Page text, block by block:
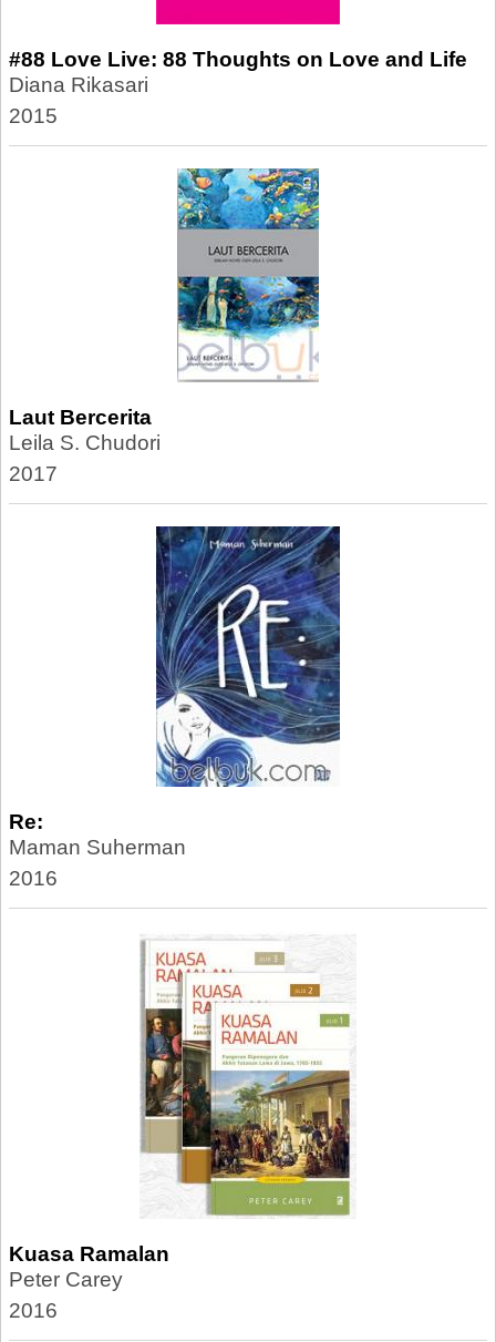
#88 Love Live: 88 Thoughts on Love and Life
Diana Rikasari
2015
Laut Bercerita
Leila S. Chudori
2017
Re:
Maman Suherman
2016
Kuasa Ramalan
Peter Carey
2016